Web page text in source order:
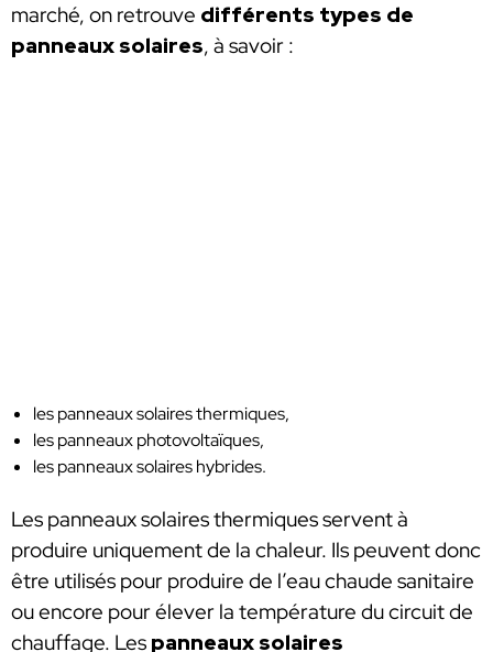
marché, on retrouve différents types de
panneaux solaires, à savoir :
les panneaux solaires thermiques,
les panneaux photovoltaïques,
les panneaux solaires hybrides.
Les panneaux solaires thermiques servent à
produire uniquement de la chaleur. Ils peuvent donc
être utilisés pour produire de l’eau chaude sanitaire
ou encore pour élever la température du circuit de
chauffage. Les panneaux solaires